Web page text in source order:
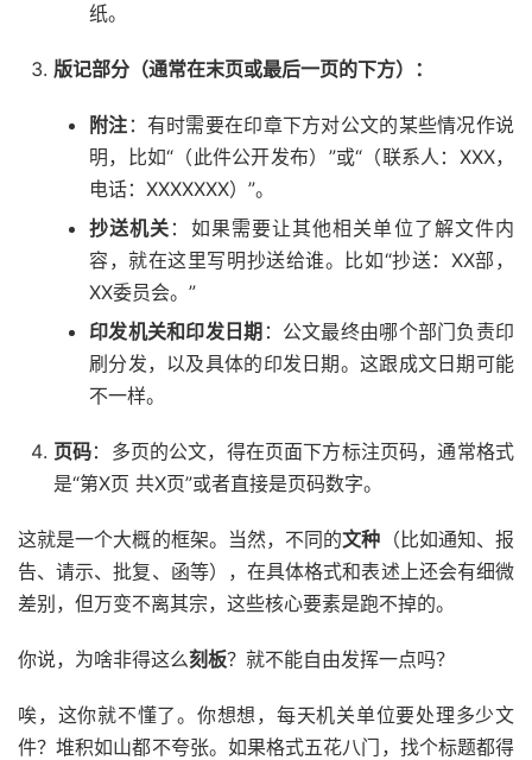
纸。
版记部分（通常在末页或最后一页的下方）：
附注 ：有时需要在印章下方对公文的某些情况作说
明，比如“（此件公开发布）”或“（联系人：XXX，
电话：XXXXXXX）”。
抄送机关 ：如果需要让其他相关单位了解文件内
容，就在这里写明抄送给谁。比如“抄送：XX部，
XX委员会。”
印发机关和印发日期 ：公文最终由哪个部门负责印
刷分发，以及具体的印发日期。这跟成文日期可能
不一样。
页码：多页的公文，得在页面下方标注页码，通常格式
是“第X页 共X页”或者直接是页码数字。
这就是一个大概的框架。当然，不同的文种 （比如通知、报
告、请示、批复、函等），在具体格式和表述上还会有细微
差别，但万变不离其宗，这些核心要素是跑不掉的。
你说，为啥非得这么刻板？就不能自由发挥一点吗？
唉，这你就不懂了。你想想，每天机关单位要处理多少文
件？堆积如山都不夸张。如果格式五花八门，找个标题都得